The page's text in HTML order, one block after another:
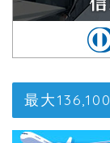
最大